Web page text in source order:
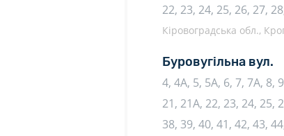
22, 23, 24, 25, 26, 27,
Кіровоградська обл.,
Буровугільна вул.
4, 4А, 5, 5А, 6, 7, 7А, 8,
21, 21А, 22, 23, 24, 25,
38, 39, 40, 41, 42, 43,